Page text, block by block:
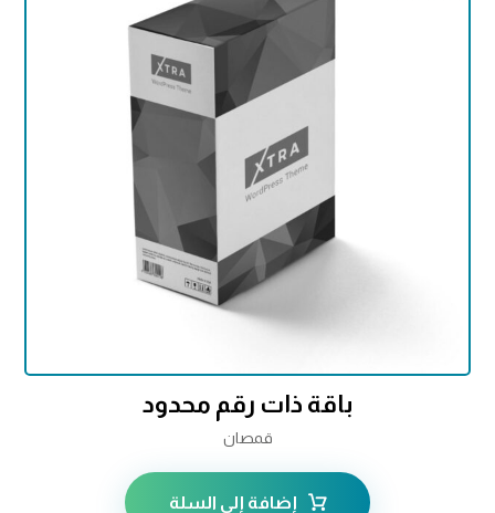
باقة ذات رقم محدود
قمصان
إضافة إلى السلة